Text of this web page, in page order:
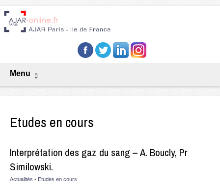
Menu
Etudes en cours
Interprétation des gaz du sang – A. Boucly, Pr
Similowski.
Actualités • Etudes en cours